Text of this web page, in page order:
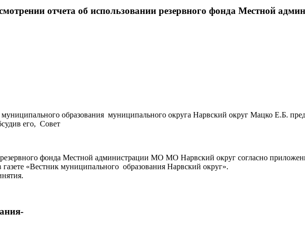
отчета об использовании резервного фонда Местной
образования муниципального округа Нарвский округ Мацко Е.Б.
его, Совет
резервного фонда Местной администрации МО МО Нарвский округ согласно
«Вестник муниципального образования Нарвский округ».